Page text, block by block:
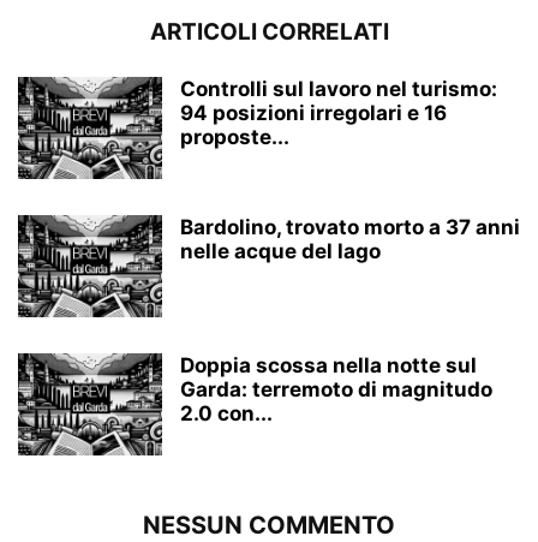
ARTICOLI CORRELATI
Controlli sul lavoro nel turismo:
94 posizioni irregolari e 16
proposte...
Bardolino, trovato morto a 37 anni
nelle acque del lago
Doppia scossa nella notte sul
Garda: terremoto di magnitudo
2.0 con...
NESSUN COMMENTO